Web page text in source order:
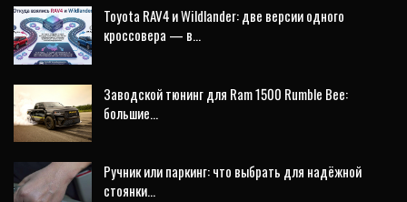
Toyota RAV4 и Wildlander: две версии одного
кроссовера — в…
Заводской тюнинг для Ram 1500 Rumble Bee:
большие…
Ручник или паркинг: что выбрать для надёжной
стоянки…